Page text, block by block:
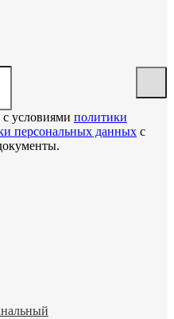
условиями политики
персональных данных с